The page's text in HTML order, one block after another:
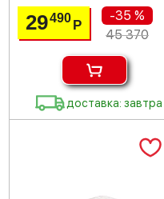
29490Р
-35 %
45 370
доставка: завтра